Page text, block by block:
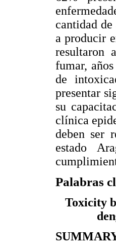
cantidad
a producir
resultaron
fumar,
de
presentar
su
clínica
deben ser
estado
Palabras
Toxicity